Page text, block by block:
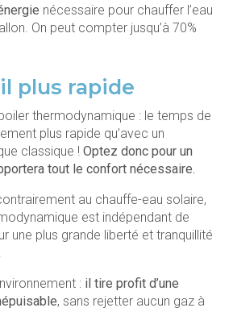
nécessaire pour chauffer l’eau
On peut compter jusqu’à 70%
plus rapide
thermodynamique : le temps de
plus rapide qu’avec un
classique ! Optez donc pour un
tout le confort nécessaire.
au chauffe-eau solaire,
est indépendant de
une plus grande liberté et tranquillité
: il tire profit d’une
, sans rejetter aucun gaz à